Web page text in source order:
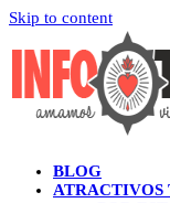
Skip to content
BLOG
ATRACTIVOS